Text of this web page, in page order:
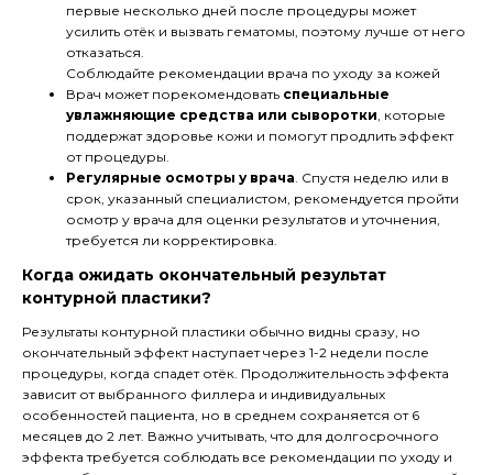
первые несколько дней после процедуры может
усилить отёк и вызвать гематомы, поэтому лучше от него
отказаться.
Соблюдайте рекомендации врача по уходу за кожей
Врач может порекомендовать специальные
увлажняющие средства или сыворотки , которые
поддержат здоровье кожи и помогут продлить эффект
от процедуры.
Регулярные осмотры у врача . Спустя неделю или в
срок, указанный специалистом, рекомендуется пройти
осмотр у врача для оценки результатов и уточнения,
требуется ли корректировка.
Когда ожидать окончательный результат
контурной пластики?
Результаты контурной пластики обычно видны сразу, но
окончательный эффект наступает через 1-2 недели после
процедуры, когда спадет отёк. Продолжительность эффекта
зависит от выбранного филлера и индивидуальных
особенностей пациента, но в среднем сохраняется от 6
месяцев до 2 лет. Важно учитывать, что для долгосрочного
эффекта требуется соблюдать все рекомендации по уходу и